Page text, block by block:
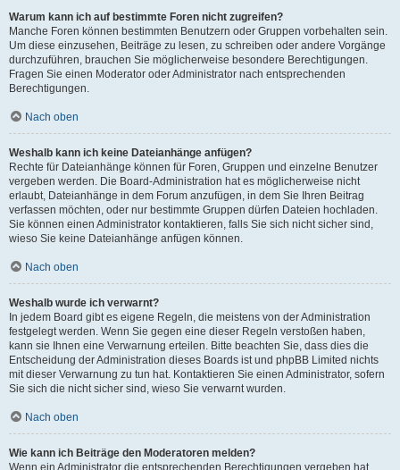
Warum kann ich auf bestimmte Foren nicht zugreifen?
Manche Foren können bestimmten Benutzern oder Gruppen vorbehalten sein.
Um diese einzusehen, Beiträge zu lesen, zu schreiben oder andere Vorgänge
durchzuführen, brauchen Sie möglicherweise besondere Berechtigungen.
Fragen Sie einen Moderator oder Administrator nach entsprechenden
Berechtigungen.
Nach oben
Weshalb kann ich keine Dateianhänge anfügen?
Rechte für Dateianhänge können für Foren, Gruppen und einzelne Benutzer
vergeben werden. Die Board-Administration hat es möglicherweise nicht
erlaubt, Dateianhänge in dem Forum anzufügen, in dem Sie Ihren Beitrag
verfassen möchten, oder nur bestimmte Gruppen dürfen Dateien hochladen.
Sie können einen Administrator kontaktieren, falls Sie sich nicht sicher sind,
wieso Sie keine Dateianhänge anfügen können.
Nach oben
Weshalb wurde ich verwarnt?
In jedem Board gibt es eigene Regeln, die meistens von der Administration
festgelegt werden. Wenn Sie gegen eine dieser Regeln verstoßen haben,
kann sie Ihnen eine Verwarnung erteilen. Bitte beachten Sie, dass dies die
Entscheidung der Administration dieses Boards ist und phpBB Limited nichts
mit dieser Verwarnung zu tun hat. Kontaktieren Sie einen Administrator, sofern
Sie sich die nicht sicher sind, wieso Sie verwarnt wurden.
Nach oben
Wie kann ich Beiträge den Moderatoren melden?
Wenn ein Administrator die entsprechenden Berechtigungen vergeben hat,